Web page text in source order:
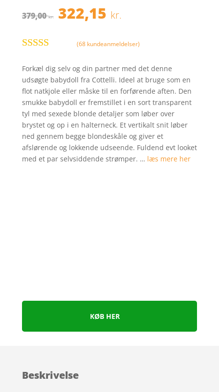
379,00kr. Den
oprindelige
var:
322,15 kr.
er:
som4ud
af 5
baseret på
kundebed
ømmelser
(68kundeanmeldelser)
Forkæl dig selv og din partner med det denne
udsøgte babydoll fra Cottelli. Ideel at bruge som en
flot natkjole eller måske til en forførende aften. Den
smukke babydoll er fremstillet i en sort transparent
tyl med sexede blonde detaljer som løber over
brystet og op i en halterneck. Et vertikalt snit løber
ned gennem begge blondeskåle og giver et
afslørende og lokkende udseende. Fuldend evt looket
med et par selvsiddende strømper. … læs mere her
KØB HER
Beskrivelse